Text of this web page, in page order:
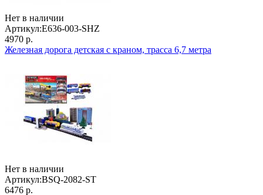
Нет в наличии
Артикул:E636-003-SHZ
4970 р.
Железная дорога детская с краном, трасса 6,7 метра
Нет в наличии
Артикул:BSQ-2082-ST
6476 р.